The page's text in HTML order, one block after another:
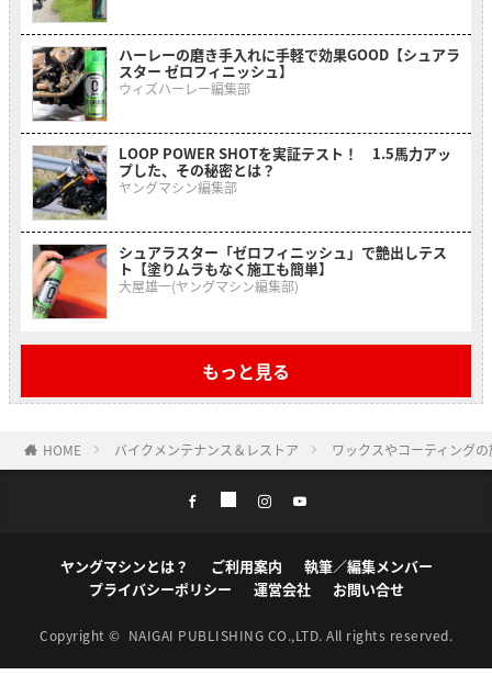
ハーレーの磨き手入れに手軽で効果GOOD【シュアラ
スター ゼロフィニッシュ】
ウィズハーレー編集部
LOOP POWER SHOTを実証テスト！ 1.5馬力アッ
プした、その秘密とは？
ヤングマシン編集部
シュアラスター「ゼロフィニッシュ」で艶出しテス
ト【塗りムラもなく施工も簡単】
大屋雄一(ヤングマシン編集部)
もっと見る
HOME バイクメンテナンス＆レストア ワックスやコーティング
ヤングマシンとは？ ご利用案内
執筆／編集メンバー
プライバシーポリシー
運営会社 お問い合せ
Copyright © NAIGAI PUBLISHING CO.,LTD. All rights reserved.